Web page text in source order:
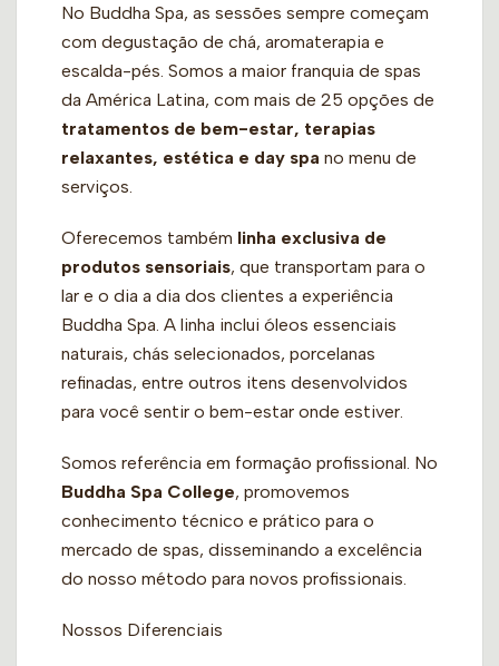
No Buddha Spa, as sessões sempre começam
com degustação de chá, aromaterapia e
escalda-pés. Somos a maior franquia de spas
da América Latina, com mais de 25 opções de
tratamentos de bem-estar, terapias
relaxantes, estética e day spa no menu de
serviços.
Oferecemos também linha exclusiva de
produtos sensoriais, que transportam para o
lar e o dia a dia dos clientes a experiência
Buddha Spa. A linha inclui óleos essenciais
naturais, chás selecionados, porcelanas
refinadas, entre outros itens desenvolvidos
para você sentir o bem-estar onde estiver.
Somos referência em formação profissional. No
Buddha Spa College, promovemos
conhecimento técnico e prático para o
mercado de spas, disseminando a excelência
do nosso método para novos profissionais.
Nossos Diferenciais